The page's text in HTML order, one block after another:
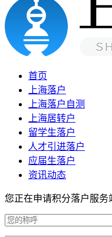
首页
上海落户
上海落户自测
上海居转户
留学生落户
人才引进落户
应届生落户
资讯动态
您正在申请积分落户服务